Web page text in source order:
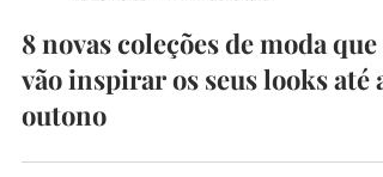
há 23 horas
4 min de leitura
8 novas coleções de moda que
vão inspirar os seus looks até
outono